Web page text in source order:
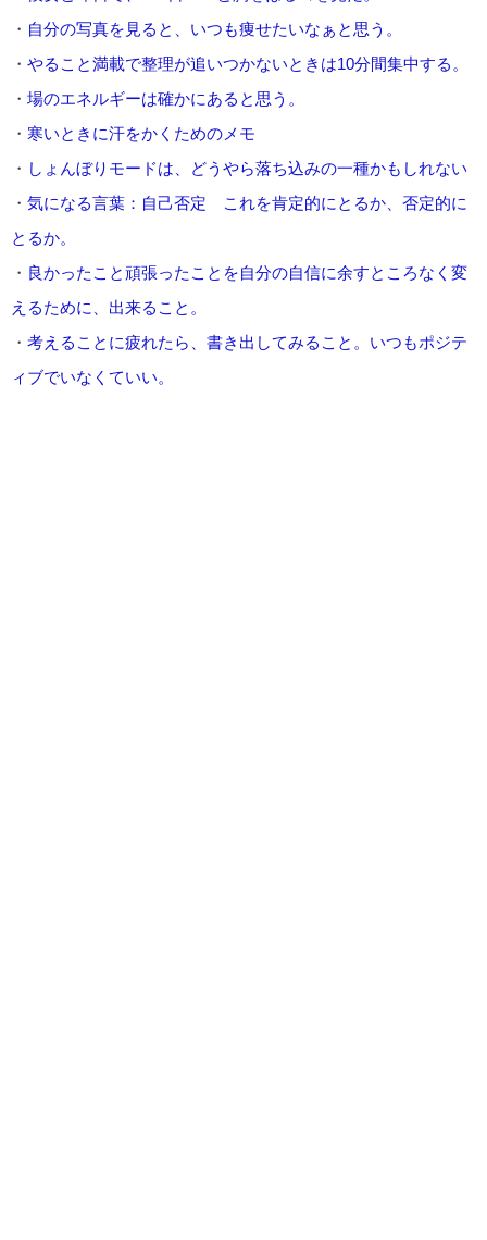
・ 自分の写真を見ると、いつも痩せたいなぁと思う。
・ やること満載で整理が追いつかないときは10分間集中する。
・ 場のエネルギーは確かにあると思う。
・ 寒いときに汗をかくためのメモ
・ しょんぼりモードは、どうやら落ち込みの一種かもしれない
・ 気になる言葉：自己否定 これを肯定的にとるか、否定的に
とるか。
・ 良かったこと頑張ったことを自分の自信に余すところなく変
えるために、出来ること。
・ 考えることに疲れたら、書き出してみること。いつもポジテ
ィブでいなくていい。